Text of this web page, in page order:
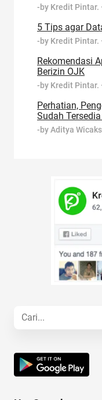
-by Kredit Pintar. ·
5 Tips agar
-by Kredit Pintar. ·
Rekomendasi
Berizin OJK
-by Kredit Pintar. ·
Perhatian,
Sudah
-byAditya